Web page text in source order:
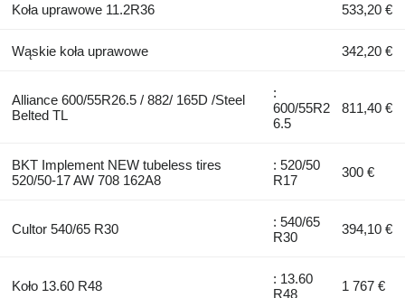
Koła uprawowe 11.2R36 533,20 €
Wąskie koła uprawowe 342,20 €
Alliance 600/55R26.5 / 882/ 165D /Steel
Belted TL
:
600/55R2
6.5
811,40 €
BKT Implement NEW tubeless tires
520/50-17 AW 708 162A8
: 520/50
R17
300 €
Cultor 540/65 R30
: 540/65
R30
394,10 €
Koło 13.60 R48
: 13.60
R48
1 767 €